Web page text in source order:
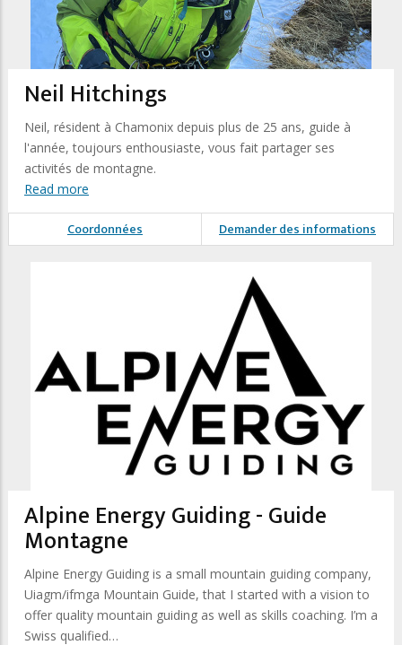
Neil Hitchings
Neil, résident à Chamonix depuis plus de 25 ans, guide à
l'année, toujours enthousiaste, vous fait partager ses
activités de montagne.
Read more
Coordonnées Demander des informations
Alpine Energy Guiding - Guide
Montagne
Alpine Energy Guiding is a small mountain guiding company,
Uiagm/ifmga Mountain Guide, that I started with a vision to
offer quality mountain guiding as well as skills coaching. I’m a
Swiss qualified…